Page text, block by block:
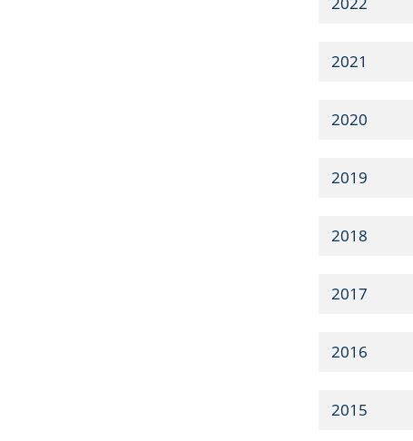
2021
2020
2019
2018
2017
2016
2015